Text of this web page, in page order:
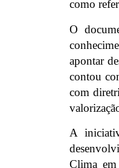
como
O
apontar
contou
com
A
Clima